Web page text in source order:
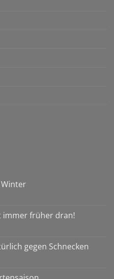
immer früher dran!
gegen Schnecken